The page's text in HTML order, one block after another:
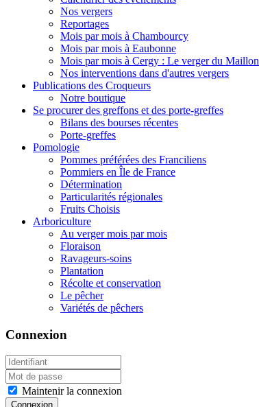
Nos vergers
Reportages
Mois par mois à Chambourcy
Mois par mois à Eaubonne
Mois par mois à Cergy : Le verger du Maillon
Nos interventions dans d'autres vergers
Publications des Croqueurs
Notre boutique
Se procurer des greffons et des porte-greffes
Bilans des bourses récentes
Porte-greffes
Pomologie
Pommes préférées des Franciliens
Pommiers en Île de France
Détermination
Particularités régionales
Fruits Choisis
Arboriculture
Au verger mois par mois
Floraison
Ravageurs-soins
Plantation
Récolte et conservation
Le pêcher
Variétés de pêchers
Connexion
Maintenir la connexion
Connexion